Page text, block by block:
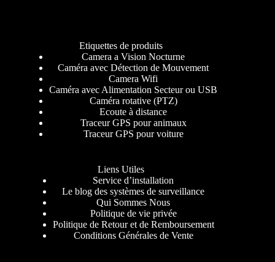
Etiquettes de produits
Camera a Vision Nocturne
Caméra avec Détection de Mouvement
Camera Wifi
Caméra avec Alimentation Secteur ou USB
Caméra rotative (PTZ)
Ecoute à distance
Traceur GPS pour animaux
Traceur GPS pour voiture
Liens Utiles
Service d’installation
Le blog des systèmes de surveillance
Qui Sommes Nous
Politique de vie privée
Politique de Retour et de Remboursement
Conditions Générales de Vente